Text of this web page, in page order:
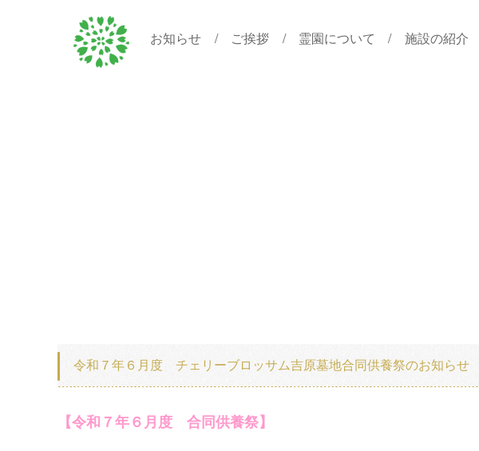
お知らせ ご挨拶 霊園について 施設の紹介
令和７年６月度 チェリーブロッサム吉原墓地合同供養祭のお知らせ
【令和７年６月度 合同供養祭】